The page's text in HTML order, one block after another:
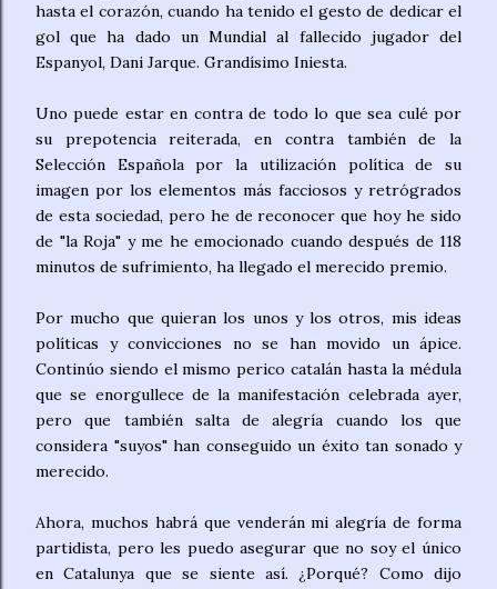
hasta el corazón, cuando ha tenido el gesto de dedicar el
gol que ha dado un Mundial al fallecido jugador del
Espanyol, Dani Jarque. Grandísimo Iniesta.
Uno puede estar en contra de todo lo que sea culé por
su prepotencia reiterada, en contra también de la
Selección Española por la utilización política de su
imagen por los elementos más facciosos y retrógrados
de esta sociedad, pero he de reconocer que hoy he sido
de "la Roja" y me he emocionado cuando después de 118
minutos de sufrimiento, ha llegado el merecido premio.
Por mucho que quieran los unos y los otros, mis ideas
políticas y convicciones no se han movido un ápice.
Continúo siendo el mismo perico catalán hasta la médula
que se enorgullece de la manifestación celebrada ayer,
pero que también salta de alegría cuando los que
considera "suyos" han conseguido un éxito tan sonado y
merecido.
Ahora, muchos habrá que venderán mi alegría de forma
partidista, pero les puedo asegurar que no soy el único
en Catalunya que se siente así. ¿Porqué? Como dijo